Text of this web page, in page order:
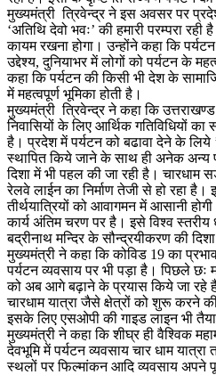
मुख्यमंत्री त्रिवेन्द्र ने इस अवसर पर
‘अतिथि देवो भवः’ की हमारी परम्परा
कायम रखना होगा। उन्होंने कहा कि
उद्देश्य, दुनियाभर में लोगों को पर्यटन के
कहा कि पर्यटन की किसी भी देश के
में महत्वपूर्ण भूमिका होती है।
मुख्यमंत्री त्रिवेन्द्र ने कहा कि
निवासियों के लिए आर्थिक गतिविधियों का
है। प्रदेश में पर्यटन को बढावा देने के लिये
स्थापित किये जाने के साथ ही अनेक अन्य
दिशा में भी पहल की जा रही है।
रेलवे लाईन का निर्माण तेजी से हो रहा
तीर्थयात्रियों को आवागमन में आसानी
कार्य अंतिम चरण पर है। इसे विश्व स्तरीय
बद्रीनाथ मन्दिर के सौन्द्रयीकरण की
मुख्यमंत्री ने कहा कि कोविड 19 का
पर्यटन व्यवसाय पर भी पड़ा है। पिछले छः
को अब आगे बढ़ाने के प्रयास किये जा रहे
चारधाम यात्रा जैसे क्षेत्रों को शुरू करने
इसके लिए एसओपी की गाइड लाइन भी
मुख्यमंत्री ने कहा कि शीघ्र ही वैश्विक
देवभूमि में पर्यटन व्यवसाय चार धाम
स्थलों पर फिल्मांकन आदि व्यवसाय अपने